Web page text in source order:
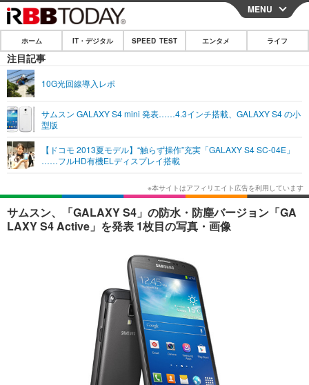
CLOSE
ホーム
IT・デジタル
ショッピング その他
SPEED TEST
エンタメ
エンタメTOP
韓国・芸能
音楽 スポーツ
ライフ
ライフTOP グルメ
ペット ショッピング
リリース一覧
プッシュ通知の停止方法
MENU
ホーム IT・デジタル SPEED TEST エンタメ ライフ
注目記事
10G光回線導入レポ
サムスン GALAXY S4 mini 発表……4.3インチ搭載、GALAXY S4 の小
型版
【ドコモ 2013夏モデル】“触らず操作”充実「GALAXY S4 SC-04E」
……フルHD有機ELディスプレイ搭載
サムスン、「GALAXY S4」の防水・防塵バージョン「GA
LAXY S4 Active」を発表 1枚目の写真・画像